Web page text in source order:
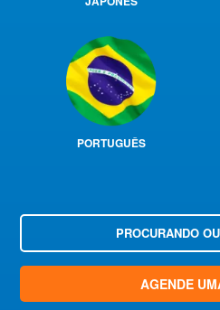
PORTUGUÊS
PROCURANDO
AGENDE